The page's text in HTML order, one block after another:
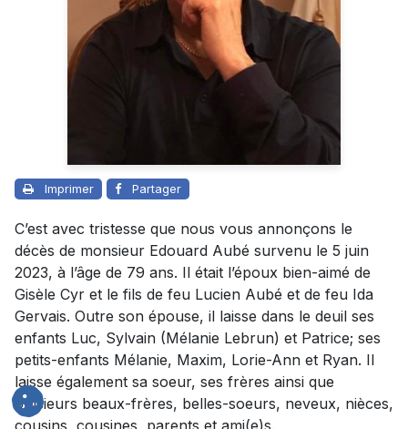
Imprimer Partager
C’est avec tristesse que nous vous annonçons le
décès de monsieur Edouard Aubé survenu le 5 juin
2023, à l’âge de 79 ans. Il était l’époux bien-aimé de
Gisèle Cyr et le fils de feu Lucien Aubé et de feu Ida
Gervais. Outre son épouse, il laisse dans le deuil ses
enfants Luc, Sylvain (Mélanie Lebrun) et Patrice; ses
petits-enfants Mélanie, Maxim, Lorie-Ann et Ryan. Il
laisse également sa soeur, ses frères ainsi que
plusieurs beaux-frères, belles-soeurs, neveux, nièces,
cousins, cousines, parents et ami(e)s.